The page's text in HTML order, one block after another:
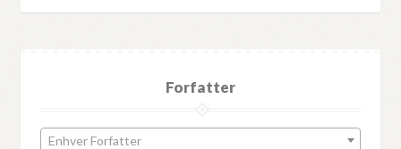
Forfatter
Enhver Forfatter